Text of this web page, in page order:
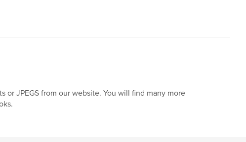
or JPEGS from our website. You will find many more